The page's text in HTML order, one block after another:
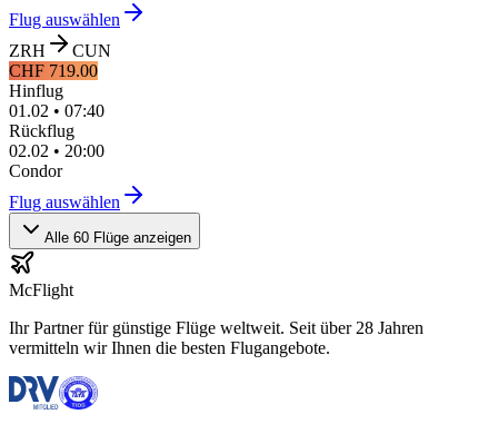
Flug auswählen
ZRH
CUN
CHF 719.00
Hinflug
01.02 • 07:40
Rückflug
02.02 • 20:00
Condor
Flug auswählen
Alle 60 Flüge anzeigen
McFlight
Ihr Partner für günstige Flüge weltweit. Seit über 28 Jahren
vermitteln wir Ihnen die besten Flugangebote.